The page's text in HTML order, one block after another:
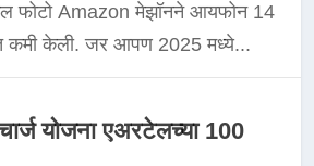
फोटो Amazon मेझॉनने आयफोन 14
कमी केली. जर आपण 2025 मध्ये...
योजना एअरटेलच्या 100